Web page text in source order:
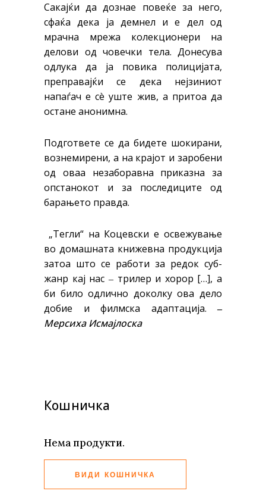
Сакајќи да дознае повеќе за него,
сфаќа дека ја демнел и е дел од
мрачна мрежа колекционери на
делови од човечки тела. Донесува
одлука да ја повика полицијата,
преправајќи се дека нејзиниот
напаѓач е сè уште жив, а притоа да
остане анонимна.
Подгответе се да бидете шокирани,
вознемирени, а на крајот и заробени
од оваа незаборавна приказна за
опстанокот и за последиците од
барањето правда.
„Тегли“ на Коцевски е освежување
во домашната книжевна продукција
затоа што се работи за редок суб-
жанр кај нас ‒ трилер и хорор […], а
би било одлично доколку ова дело
добие и филмска адаптација.‒
Мерсиха Исмајлоска
Кошничка
Нема продукти.
ВИДИ КОШНИЧКА